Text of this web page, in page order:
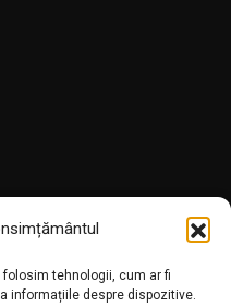
folosim tehnologii, cum ar fi
informațiile despre dispozitive.
mai noi stiri din partea